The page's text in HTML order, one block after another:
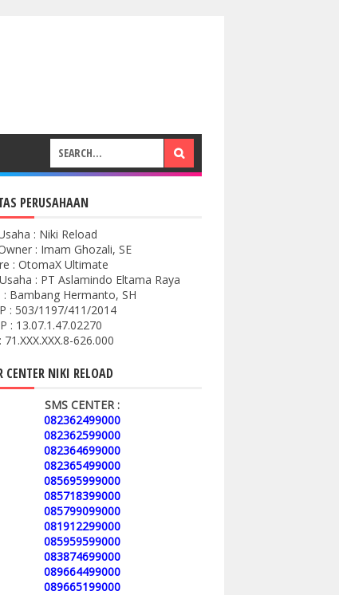
PERUSAHAAN
: Niki Reload
: Imam Ghozali, SE
: OtomaX Ultimate
: PT Aslamindo Eltama Raya
Bambang Hermanto, SH
: 503/1197/411/2014
: 13.07.1.47.02270
71.XXX.XXX.8-626.000
CENTER NIKI RELOAD
SMS CENTER :
082362499000
082362599000
082364699000
082365499000
085695999000
085718399000
085799099000
081912299000
085959599000
083874699000
089664499000
089665199000